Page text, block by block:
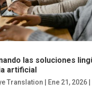
las soluciones
artificial
Translation Ene 21, 2026|